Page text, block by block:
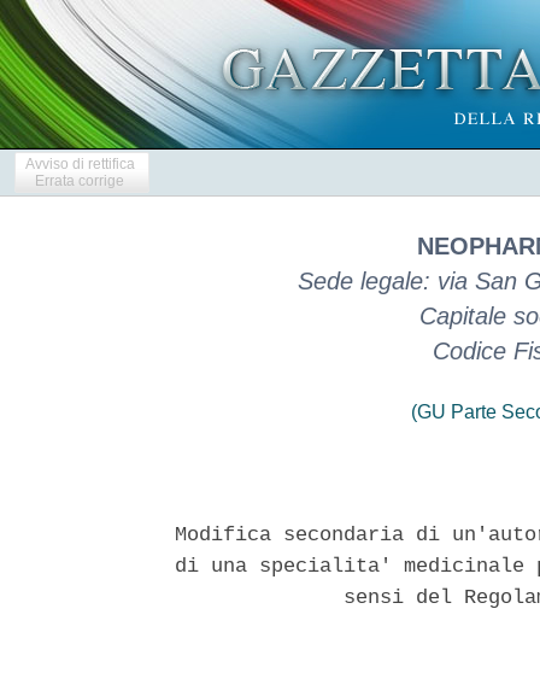
Avviso di rettifica
Errata corrige
Sede legale: via San
Capitale
Codice
(GU Parte
Modifica secondaria di
di una specialita' medicinale
sensi del